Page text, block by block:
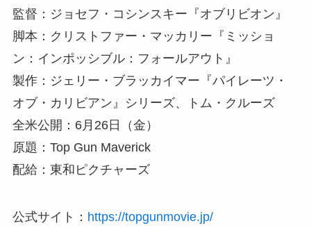
監督：ジョセフ・コシンスキー『オブリビオン』
脚本：クリストファー・マッカリー『ミッショ
ン：インポッシブル：フォールアウト』
製作：ジェリー・ブラッカイマー『パイレーツ・
オブ・カリビアン』シリーズ、トム・クルーズ
全米公開：6月26日（金）
原題：Top Gun Maverick
配給：東和ピクチャーズ
公式サイト： https://topgunmovie.jp/